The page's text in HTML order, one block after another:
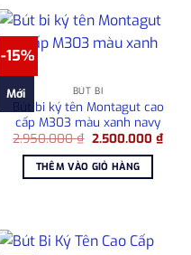
-15%
Mới BÚT BI
Bút bi ký tên Montagut cao
cấp M303 màu xanh navy
2.950.000₫ Giá
là:
2.950.000 ₫.
2.500.000 ₫Giá
THÊM VÀO GIỎ HÀNG